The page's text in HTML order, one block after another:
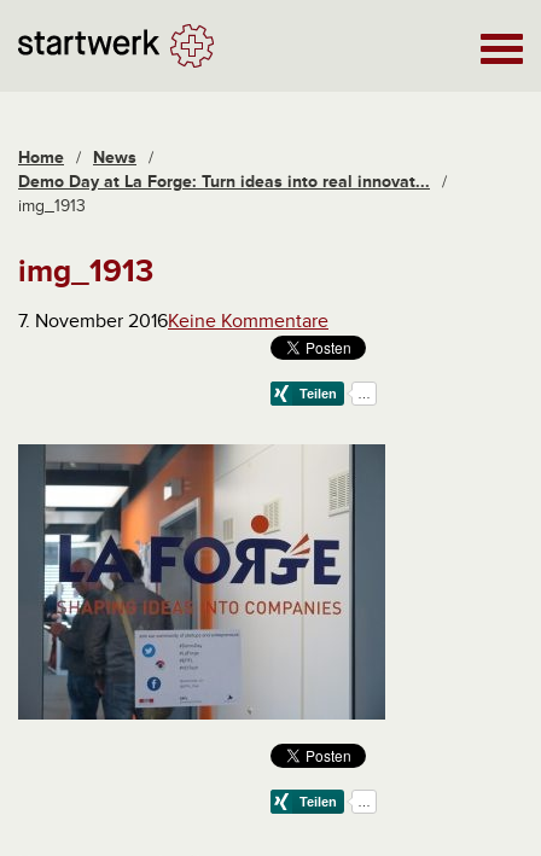
Home / News /
Demo Day at La Forge: Turn ideas into real innovat...
/
img_1913
img_1913
7. November 2016Keine Kommentare